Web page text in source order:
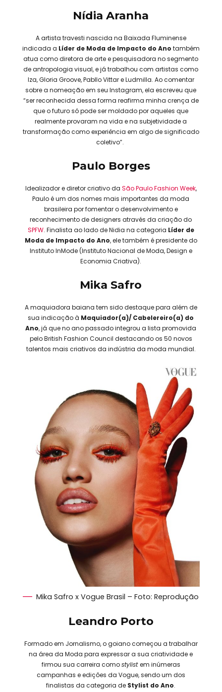
Nídia Aranha
A artista travesti nascida na Baixada Fluminense
indicada a Líder de Moda de Impacto do Ano também
atua como diretora de arte e pesquisadora no segmento
de antropologia visual, e já trabalhou com artistas como
Iza, Gloria Groove, Pabllo Vittar e Ludmilla. Ao comentar
sobre a nomeação em seu Instagram, ela escreveu que
“ser reconhecida dessa forma reafirma minha crença de
que o futuro só pode ser moldado por aqueles que
realmente provaram na vida e na subjetividade a
transformação como experiência em algo de significado
coletivo”.
Paulo Borges
Idealizador e diretor criativo da São Paulo Fashion Week,
Paulo é um dos nomes mais importantes da moda
brasileira por fomentar o desenvolvimento e
reconhecimento de designers através da criação do
SPFW. Finalista ao lado de Nidia na categoria Líder de
Moda de Impacto do Ano, ele também é presidente do
Instituto InMode (Instituto Nacional de Moda, Design e
Economia Criativa).
Mika Safro
A maquiadora baiana tem sido destaque para além de
sua indicação à Maquiador(a)/ Cabelereiro(a) do
Ano, já que no ano passado integrou a lista promovida
pelo British Fashion Council destacando os 50 novos
talentos mais criativos da indústria da moda mundial.
Mika Safro x Vogue Brasil – Foto: Reprodução
Leandro Porto
Formado em Jornalismo, o goiano começou a trabalhar
na área da Moda para expressar a sua criatividade e
firmou sua carreira comostylistem inúmeras
campanhas e edições da Vogue, sendo um dos
finalistas da categoria de Stylist do Ano.